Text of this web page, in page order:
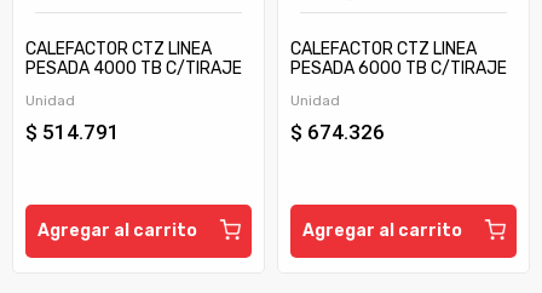
CALEFACTOR CTZ LINEA
PESADA 4000 TB C/TIRAJE
Unidad
$ 514.791
Agregar al carrito
CALEFACTOR CTZ LINEA
PESADA 6000 TB C/TIRAJE
Unidad
$ 674.326
Agregar al carrito